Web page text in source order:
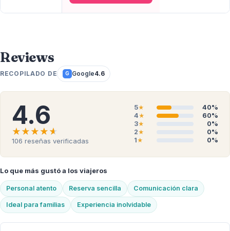
Reviews
RECOPILADO DE G Google4.6
4.6
★★★★★
★★★★★
106 reseñas verificadas
5★
40%
4★
60%
3★
0%
2★
0%
1★ 0%
Lo que más gustó a los viajeros
Personal atento Reserva sencilla Comunicación clara
Ideal para familias Experiencia inolvidable